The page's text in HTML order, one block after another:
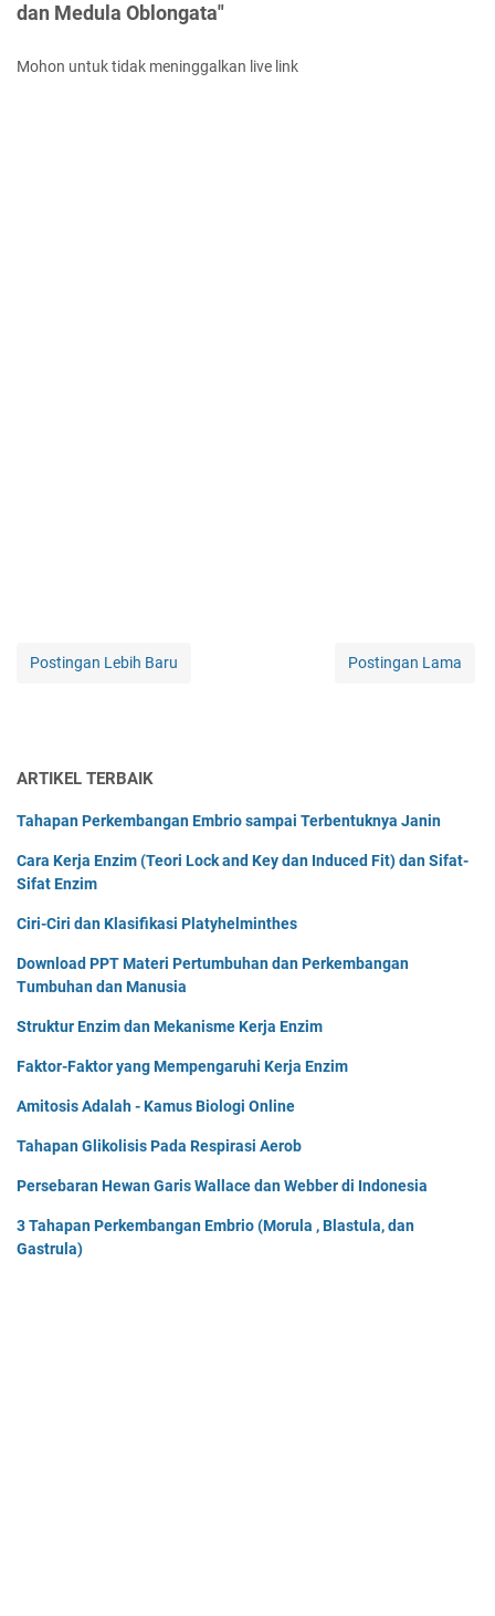
dan Medula Oblongata"
Mohon untuk tidak meninggalkan live link
Postingan Lebih Baru Postingan Lama
ARTIKEL TERBAIK
Tahapan Perkembangan Embrio sampai Terbentuknya Janin
Cara Kerja Enzim (Teori Lock and Key dan Induced Fit) dan Sifat-
Sifat Enzim
Ciri-Ciri dan Klasifikasi Platyhelminthes
Download PPT Materi Pertumbuhan dan Perkembangan
Tumbuhan dan Manusia
Struktur Enzim dan Mekanisme Kerja Enzim
Faktor-Faktor yang Mempengaruhi Kerja Enzim
Amitosis Adalah - Kamus Biologi Online
Tahapan Glikolisis Pada Respirasi Aerob
Persebaran Hewan Garis Wallace dan Webber di Indonesia
3 Tahapan Perkembangan Embrio (Morula , Blastula, dan
Gastrula)